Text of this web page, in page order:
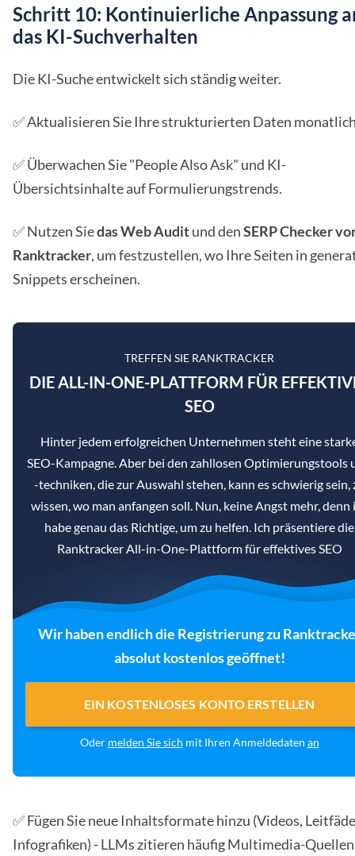
Schritt 10: Kontinuierliche Anpassung
das KI-Suchverhalten
Die KI-Suche entwickelt sich ständig weiter.
✅ Aktualisieren Sie Ihre strukturierten Daten
✅ Überwachen Sie "People Also Ask" und KI-
Übersichtsinhalte auf Formulierungstrends.
✅ Nutzen Siedas Web Auditund denSERP Checker
Ranktracker, um festzustellen, wo Ihre Seiten in
Snippets erscheinen.
TREFFEN SIE RANKTRACKER
DIE ALL-IN-ONE-PLATTFORM FÜR
SEO
Hinter jedem erfolgreichen Unternehmen steht eine
SEO-Kampagne. Aber bei den zahllosen Optimierungstools
-techniken, die zur Auswahl stehen, kann es schwierig sein,
wissen, wo man anfangen soll. Nun, keine Angst mehr, denn
habe genau das Richtige, um zu helfen. Ich präsentiere die
Ranktracker All-in-One-Plattform für effektives SEO
Wir haben endlich die Registrierung zu
absolut kostenlos geöffnet!
EIN KOSTENLOSES KONTO ERSTELLEN
Oder melden Sie sich mit Ihren Anmeldedaten an
✅ Fügen Sie neue Inhaltsformate hinzu (Videos,
Infografiken) - LLMs zitieren häufig Multimedia-